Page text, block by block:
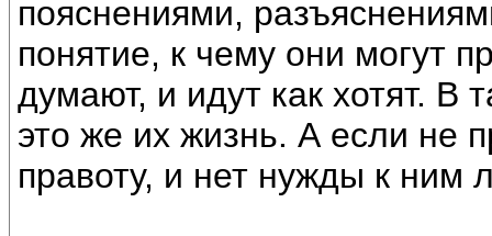
пояснениями,
понятие, к чему они могут
думают, и идут как хотят. В
это же их жизнь. А если не
правоту, и нет нужды к ним